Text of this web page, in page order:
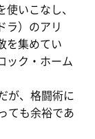
いこなし、
ラ）のアリ
を集めてい
ック・ホーム
が、格闘術に
ても余裕であ